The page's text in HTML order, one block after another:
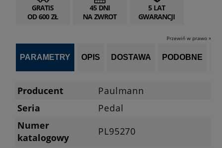
GRATIS
OD 600 ZŁ
45 DNI
NA ZWROT
5 LAT
GWARANCJI
Przewiń w prawo »
PARAMETRY OPIS DOSTAWA PODOBNE
Producent
Paulmann
Seria
Pedal
Numer
katalogowy
PL95270